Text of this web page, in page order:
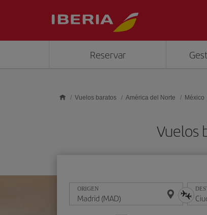
Reservar
Vuelos baratos América del Norte México
Vuelos
ORIGEN